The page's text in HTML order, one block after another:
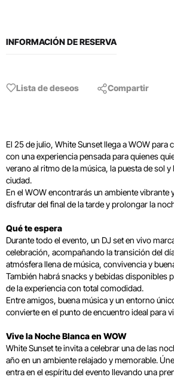
INFORMACIÓN DE RESERVA
Lista de deseos Compartir
El 25 de julio, White Sunset llega a WOW para
con una experiencia pensada para quienes
verano al ritmo de la música, la puesta de sol y
ciudad.
En el WOW encontrarás un ambiente vibrante
disfrutar del final de la tarde y prolongar la
Qué te espera
Durante todo el evento, un DJ set en vivo
celebración, acompañando la transición del
atmósfera llena de música, convivencia y
También habrá snacks y bebidas disponibles
de la experiencia con total comodidad.
Entre amigos, buena música y un entorno
convierte en el punto de encuentro ideal para
Vive la Noche Blanca en WOW
White Sunset te invita a celebrar una de las
año en un ambiente relajado y memorable.
entra en el espíritu del evento llevando una